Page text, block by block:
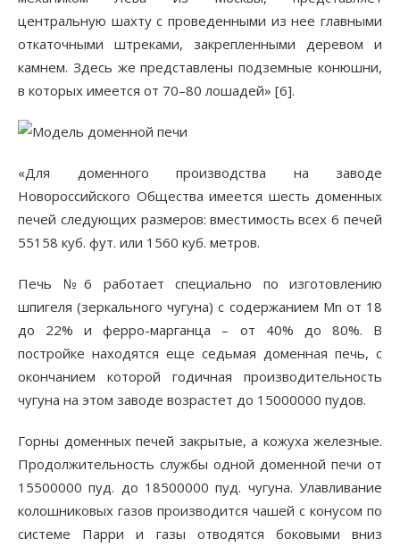
центральную шахту с проведенными из нее главными
откаточными штреками, закрепленными деревом и
камнем. Здесь же представлены подземные конюшни,
в которых имеется от 70–80 лошадей» [6].
«Для доменного производства на заводе
Новороссийского Общества имеется шесть доменных
печей следующих размеров: вместимость всех 6 печей
55158 куб. фут. или 1560 куб. метров.
Печь №6 работает специально по изготовлению
шпигеля (зеркального чугуна) с содержанием Mn от 18
до 22% и ферро-марганца – от 40% до 80%. В
постройке находятся еще седьмая доменная печь, с
окончанием которой годичная производительность
чугуна на этом заводе возрастет до 15000000 пудов.
Горны доменных печей закрытые, а кожуха железные.
Продолжительность службы одной доменной печи от
15500000 пуд. до 18500000 пуд. чугуна. Улавливание
колошниковых газов производится чашей с конусом по
системе Парри и газы отводятся боковыми вниз